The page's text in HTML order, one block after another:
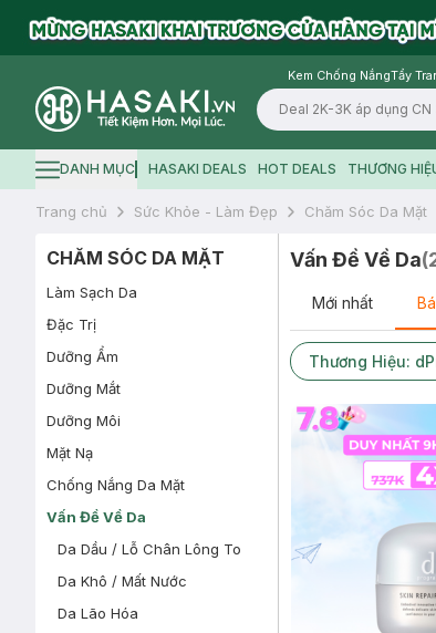
Kem Chống NắngTẩy
Logo
Hamburger icon
DANH MỤC HASAKI DEALS HOT DEALS THƯƠNG
Trang chủ Sức Khỏe - Làm Đẹp Chăm Sóc Da Mặt
CHĂM SÓC DA MẶT
Làm Sạch Da
Đặc Trị
Dưỡng Ẩm
Dưỡng Mắt
Dưỡng Môi
Mặt Nạ
Chống Nắng Da Mặt
Vấn Đề Về Da
Da Dầu / Lỗ Chân Lông To
Da Khô / Mất Nước
Da Lão Hóa
Vấn Đề Về Da(
Mới nhất
Thương Hiệu: